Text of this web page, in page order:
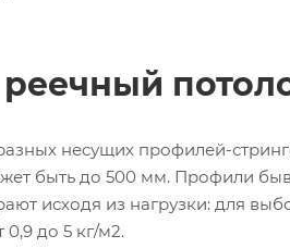
несущих профилей-
быть до 500 мм. Профили
исходя из нагрузки: для
0,9 до 5 кг/м2.